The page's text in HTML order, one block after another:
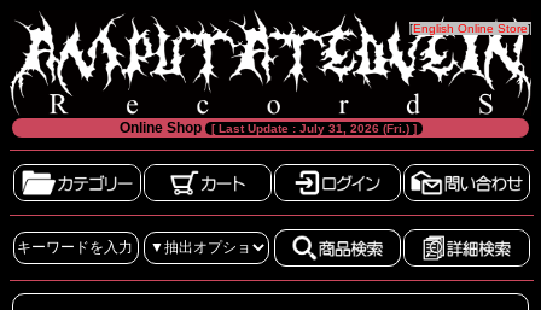
[English Online Store]
Online Shop [ Last Update : July 31, 2026 (Fri.) ]